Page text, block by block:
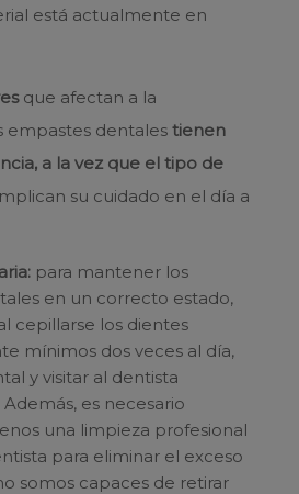
está actualmente en
que afectan a la
empastes dentales tienen
a la vez que el tipo de
su cuidado en el día a
para mantener los
en un correcto estado,
cepillarse los dientes
mínimos dos veces al día,
y visitar al dentista
es necesario
una limpieza profesional
para eliminar el exceso
somos capaces de retirar